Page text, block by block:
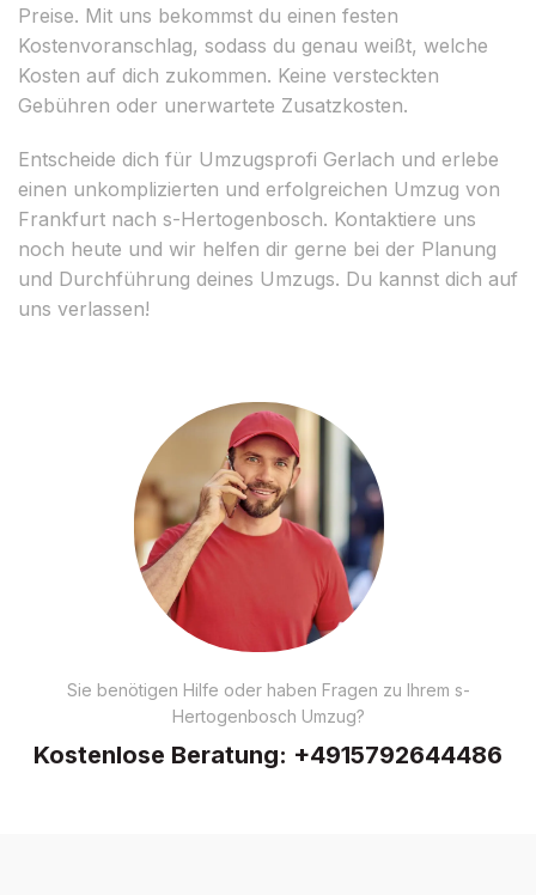
Preise. Mit uns bekommst du einen festen
Kostenvoranschlag, sodass du genau weißt, welche
Kosten auf dich zukommen. Keine versteckten
Gebühren oder unerwartete Zusatzkosten.
Entscheide dich für Umzugsprofi Gerlach und erlebe
einen unkomplizierten und erfolgreichen Umzug von
Frankfurt nach s-Hertogenbosch. Kontaktiere uns
noch heute und wir helfen dir gerne bei der Planung
und Durchführung deines Umzugs. Du kannst dich auf
uns verlassen!
Sie benötigen Hilfe oder haben Fragen zu Ihrem s-
Hertogenbosch Umzug?
Kostenlose Beratung: +4915792644486